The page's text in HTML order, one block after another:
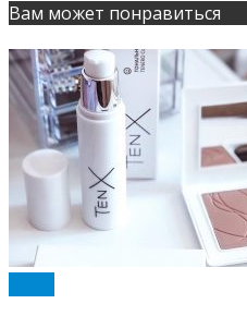
Вам может понравиться